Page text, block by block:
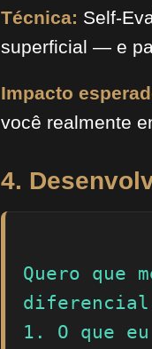
Técnica: Self-
superficial — e
Impacto
você realmente
4.
Quero que
diferencial.
1. O que